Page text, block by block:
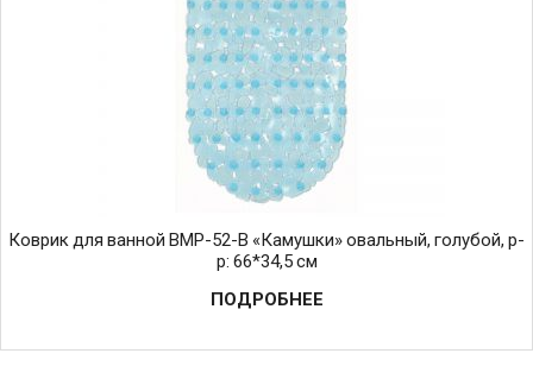
Коврик для ванной BMP-52-B «Камушки» овальный, голубой, р-
р: 66*34,5 см
ПОДРОБНЕЕ